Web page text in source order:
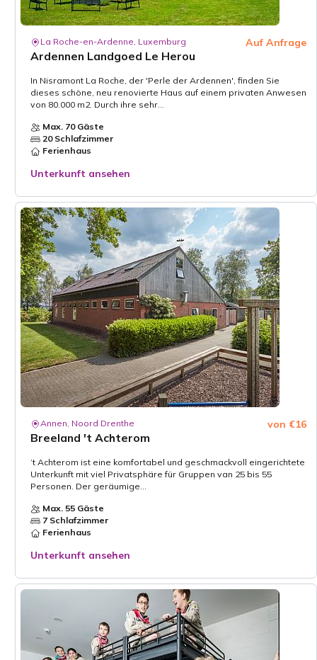
La Roche-en-Ardenne, Luxemburg
Ardennen Landgoed Le Herou
Auf Anfrage
In Nisramont La Roche, der 'Perle der Ardennen', finden Sie
dieses schöne, neu renovierte Haus auf einem privaten Anwesen
von 80.000 m2. Durch ihre sehr...
Max. 70 Gäste
20 Schlafzimmer
Ferienhaus
Unterkunft ansehen
Annen, Noord Drenthe
Breeland 't Achterom
von €16
‘t Achterom ist eine komfortabel und geschmackvoll eingerichtete
Unterkunft mit viel Privatsphäre für Gruppen van 25 bis 55
Personen. Der geräumige...
Max. 55 Gäste
7 Schlafzimmer
Ferienhaus
Unterkunft ansehen